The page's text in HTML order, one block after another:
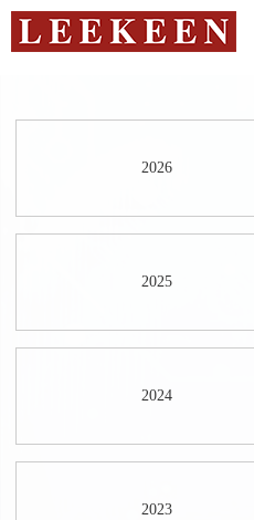
2026
2025
2024
2023